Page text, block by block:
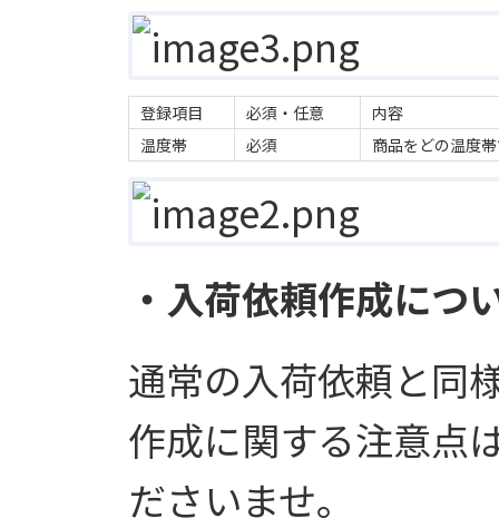
登録項目 必須・任意
内容
温度帯
必須 商品をどの温度
・入荷依頼作成につ
通常の入荷依頼と同
作成に関する注意点
ださいませ。